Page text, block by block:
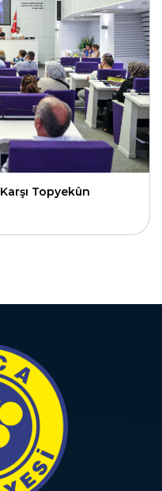
Topyekûn